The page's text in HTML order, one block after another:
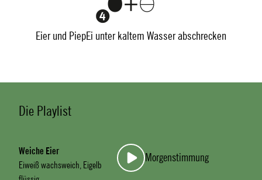
Eier und PiepEi unter kaltem Wasser abschrecken
Die Playlist
Weiche Eier
Eiweiß wachsweich, Eigelb
Morgenstimmung